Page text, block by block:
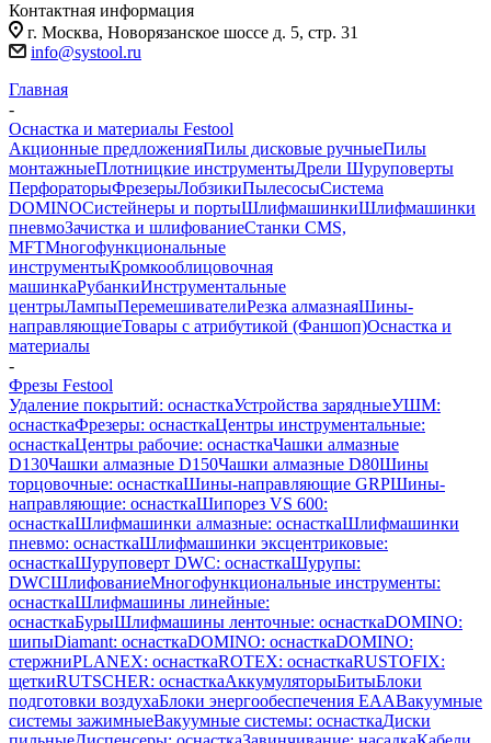
Контактная информация
г. Москва, Новорязанское шоссе д. 5, стр. 31
info@systool.ru
Главная
-
Оснастка и материалы Festool
Акционные предложенияПилы дисковые ручныеПилы
монтажныеПлотницкие инструментыДрели Шуруповерты
ПерфораторыФрезерыЛобзикиПылесосыСистема
DOMINOСистейнеры и портыШлифмашинкиШлифмашинки
пневмоЗачистка и шлифованиеСтанки CMS,
MFTМногофункциональные
инструментыКромкооблицовочная
машинкаРубанкиИнструментальные
центрыЛампыПеремешивателиРезка алмазнаяШины-
направляющиеТовары с атрибутикой (Фаншоп)Оснастка и
материалы
-
Фрезы Festool
Удаление покрытий: оснасткаУстройства зарядныеУШМ:
оснасткаФрезеры: оснасткаЦентры инструментальные:
оснасткаЦентры рабочие: оснасткаЧашки алмазные
D130Чашки алмазные D150Чашки алмазные D80Шины
торцовочные: оснасткаШины-направляющие GRPШины-
направляющие: оснасткаШипорез VS 600:
оснасткаШлифмашинки алмазные: оснасткаШлифмашинки
пневмо: оснасткаШлифмашинки эксцентриковые:
оснасткаШуруповерт DWC: оснасткаШурупы:
DWCШлифованиеМногофункциональные инструменты:
оснасткаШлифмашины линейные:
оснасткаБурыШлифмашины ленточные: оснасткаDOMINO:
шипыDiamant: оснасткаDOMINO: оснасткаDOMINO:
стержниPLANEX: оснасткаROTEX: оснасткаRUSTOFIX:
щеткиRUTSCHER: оснасткаАккумуляторыБитыБлоки
подготовки воздухаБлоки энергообеспечения EAAВакуумные
системы зажимныеВакуумные системы: оснасткаДиски